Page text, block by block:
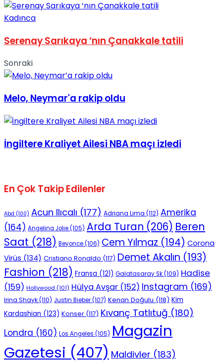
Kadınca
Serenay Sarıkaya ‘nın Çanakkale tatili
Sonraki
Melo, Neymar'a rakip oldu
İngiltere Kraliyet Ailesi NBA maçı izledi
En Çok Takip Edilenler
Abd (100) Acun Ilıcalı (177) Adriana Lima (112) Amerika
(164) Angelina Jolie(105) Arda Turan (206) Beren
Saat (218) Beyonce(106) Cem Yılmaz (194) Corona
Virüs (134) Cristiano Ronaldo (117) Demet Akalın (193)
Fashion (218) Fransa (121) Galatasaray Sk(109) Hadise
(159) Hollywood (101) Hülya Avşar (152) Instagram (169)
Irina Shayk(110) Justin Bieber(107) Kenan Doğulu (118) Kim
Kardashian (123) Konser (117) Kıvanç Tatlıtuğ (180)
Londra (160) Los Angeles (105) Magazin
Gazetesi (407) Maldivler (183)